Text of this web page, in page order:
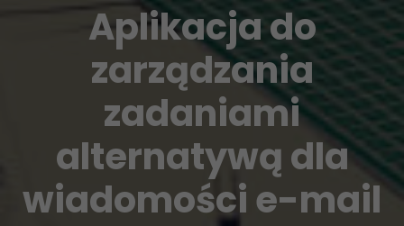
Aplikacja do
zarządzania
zadaniami
alternatywą dla
wiadomości e-mail